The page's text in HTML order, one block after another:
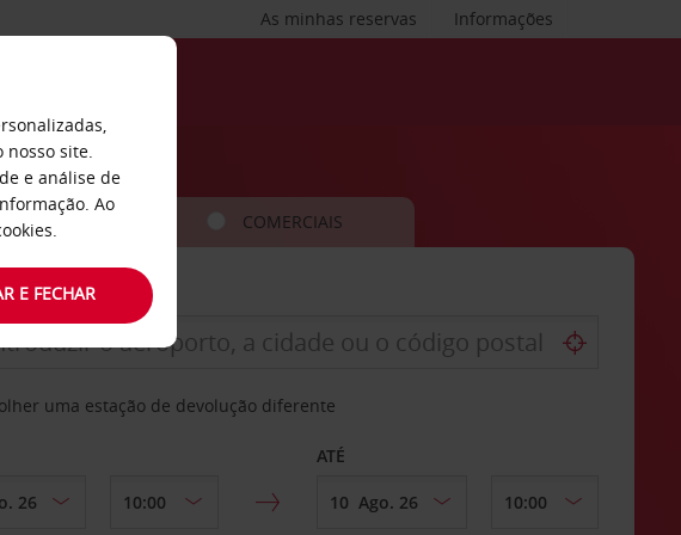
Informações
As minhas reservas
CARRO COMERCIAIS
EM
uma estação de devolução diferente
ATÉ
nosso site.
e análise de
Ao
E FECHAR